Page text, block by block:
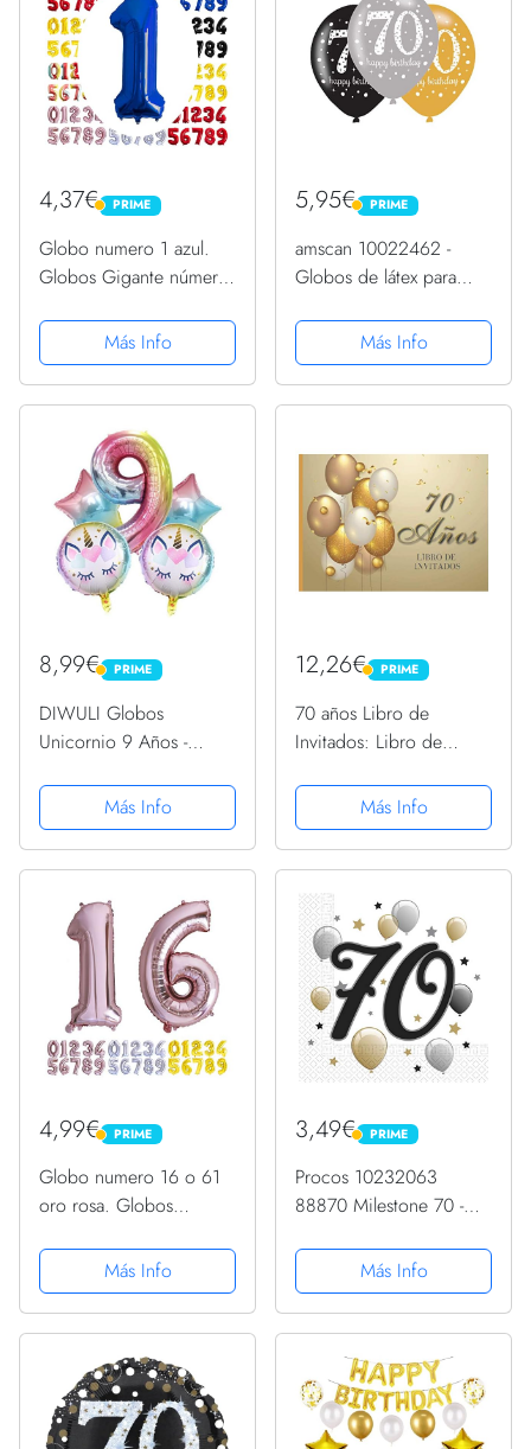
4,37€ PRIME
PRIME
Globo numero 1 azul.
Globos Gigante número
decoración fiesta
aniversario boda tamaño
grande 70 cm con
o helio
Más Info
5,95€ PRIME
PRIME
amscan 10022462 -
Globos de látex para
cumpleaños (6 unidades,
70 unidades)
Más Info
8,99€ PRIME
PRIME
DIWULI Globos
Unicornio 9 Años -
Decoracion Cumpleaños
Niña, Globo Unicornio,
Globo Numero 9 Rosa
Cumpleaños...
Más Info
12,26€ PRIME
PRIME
70 años Libro de
Invitados: Libro de
Cumpleaños 70 para
Mujer Recuerdos
mensajes y autografos
celebracion 40 ......
Más Info
4,99€ PRIME
PRIME
Globo numero 16 o 61
oro rosa. Globos
fiestas cumpleaños
decoración fiesta
aniversario boda tamaño
accesorio para inflar...
Más Info
3,49€ PRIME
PRIME
Procos 10232063
88870 Milestone 70 -
20 unidades, diseño de
globos, cumpleaños 70
Más Info